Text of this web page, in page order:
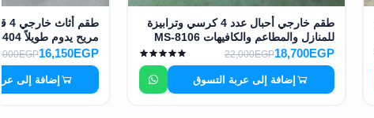
طقم خارجي أحبال عدد 4 كرسي وترابيزة
للمنازل والمطاعم والكافيهات MS-8106
18,700EGP
22,000EGP
إضافة إلى عربة التسوق
مريح يدوم طويلاً MS-8404
16,150EGP
إضافة إلى